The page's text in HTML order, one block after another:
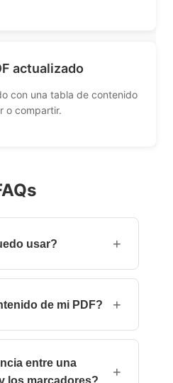
actualizado
con una tabla de contenido
o compartir.
usar? +
y otros formatos no
de mi PDF? +
un esquema de
no modifica el texto, las
entre una
los marcadores?
+